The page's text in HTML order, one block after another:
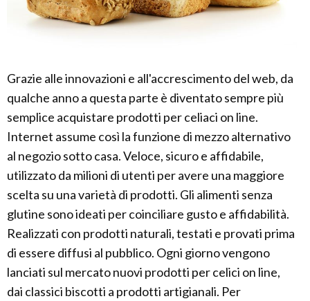
Grazie alle innovazioni e all'accrescimento del web, da
qualche anno a questa parte è diventato sempre più
semplice acquistare prodotti per celiaci on line.
Internet assume così la funzione di mezzo alternativo
al negozio sotto casa. Veloce, sicuro e affidabile,
utilizzato da milioni di utenti per avere una maggiore
scelta su una varietà di prodotti. Gli alimenti senza
glutine sono ideati per coinciliare gusto e affidabilità.
Realizzati con prodotti naturali, testati e provati prima
di essere diffusi al pubblico. Ogni giorno vengono
lanciati sul mercato nuovi prodotti per celici on line,
dai classici biscotti a prodotti artigianali. Per